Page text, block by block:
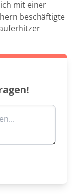
mit einer
beschäftigte